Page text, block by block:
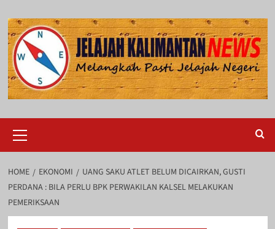
to
content
Menu
HOME EKONOMI
UANG SAKU ATLET BELUM DICAIRKAN, GUSTI
PERDANA : BILA PERLU BPK PERWAKILAN KALSEL MELAKUKAN
PEMERIKSAAN